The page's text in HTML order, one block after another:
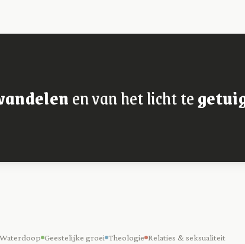
en van het licht te
Geestelijke groei Theologie Relaties & seksualiteit